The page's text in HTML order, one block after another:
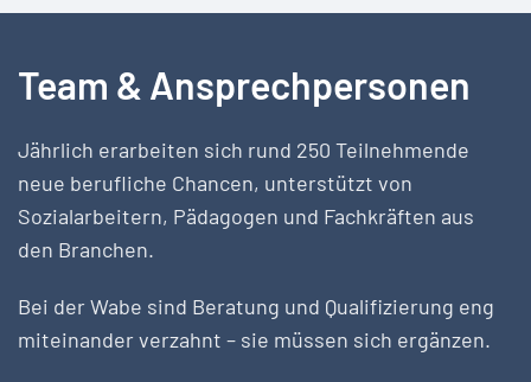
Team & Ansprechpersonen
Jährlich erarbeiten sich rund 250 Teilnehmende
neue berufliche Chancen, unterstützt von
Sozialarbeitern, Pädagogen und Fachkräften aus
den Branchen.
Bei der Wabe sind Beratung und Qualifizierung eng
miteinander verzahnt – sie müssen sich ergänzen.